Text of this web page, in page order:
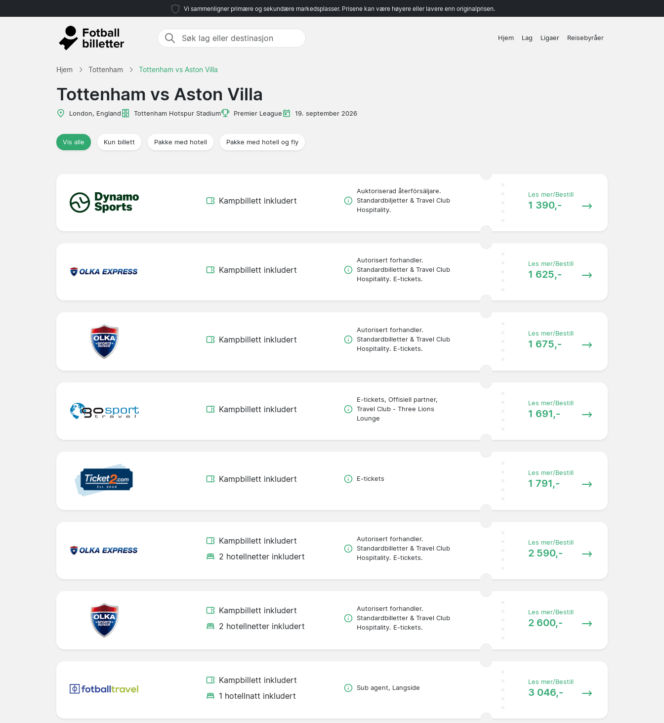
Vi sammenligner primære og sekundære markedsplasser. Prisene kan være høyere eller lavere enn originalprisen.
Hjem Lag Ligaer Reisebyråer
Hjem Tottenham Tottenham vs Aston Villa
Tottenham vs Aston Villa
London, England Tottenham Hotspur Stadium Premier League 19. september 2026
Vis alle Kun billett Pakke med hotell Pakke med hotell og fly
Kampbillett inkludert
Auktoriserad återförsäljare.
Standardbiljetter & Travel Club
Hospitality.
Les mer/Bestill
1 390,-
Kampbillett inkludert
Autorisert forhandler.
Standardbilletter & Travel Club
Hospitality. E-tickets.
Les mer/Bestill
1 625,-
Kampbillett inkludert
Autorisert forhandler.
Standardbilletter & Travel Club
Hospitality. E-tickets.
Les mer/Bestill
1 675,-
Kampbillett inkludert
E-tickets, Offisiell partner,
Travel Club - Three Lions
Lounge
Les mer/Bestill
1 691,-
Kampbillett inkludert E-tickets
Les mer/Bestill
1 791,-
Kampbillett inkludert
2 hotellnetter inkludert
Autorisert forhandler.
Standardbilletter & Travel Club
Hospitality. E-tickets.
Les mer/Bestill
2 590,-
Kampbillett inkludert
2 hotellnetter inkludert
Autorisert forhandler.
Standardbilletter & Travel Club
Hospitality. E-tickets.
Les mer/Bestill
2 600,-
Kampbillett inkludert
1 hotellnatt inkludert
Sub agent, Langside
Les mer/Bestill
3 046,-